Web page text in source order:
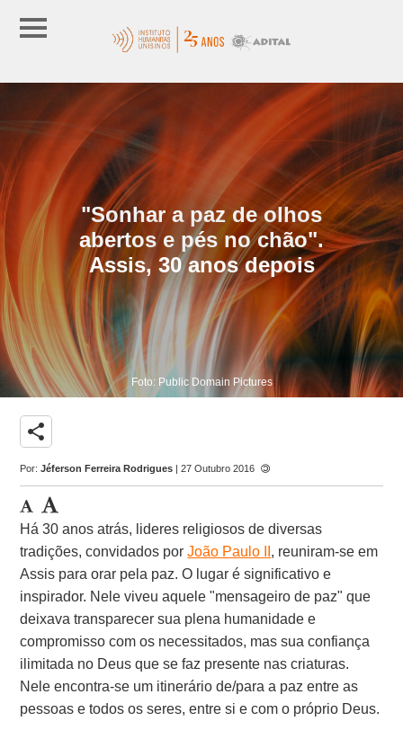
"Sonhar a paz de olhos
abertos e pés no chão".
Assis, 30 anos depois
Foto: Public Domain Pictures
share
Por:Jéferson Ferreira Rodrigues | 27 Outubro 2016
Há 30 anos atrás, lideres religiosos de diversas
tradições, convidados porJoão Paulo II , reuniram-se em
Assis para orar pela paz. O lugar é significativo e
inspirador. Nele viveu aquele "mensageiro de paz" que
deixava transparecer sua plena humanidade e
compromisso com os necessitados, mas sua confiança
ilimitada no Deus que se faz presente nas criaturas.
Nele encontra-se um itinerário de/para a paz entre as
pessoas e todos os seres, entre si e com o próprio Deus.